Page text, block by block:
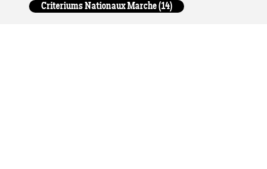
Criteriums Nationaux Marche (14)